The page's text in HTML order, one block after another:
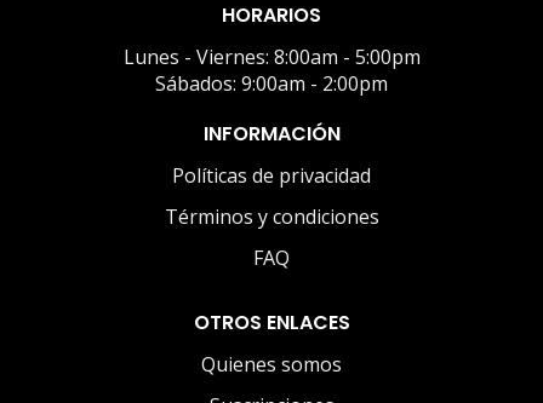
HORARIOS
Lunes - Viernes: 8:00am - 5:00pm
Sábados: 9:00am - 2:00pm
INFORMACIÓN
Políticas de privacidad
Términos y condiciones
FAQ
OTROS ENLACES
Quienes somos